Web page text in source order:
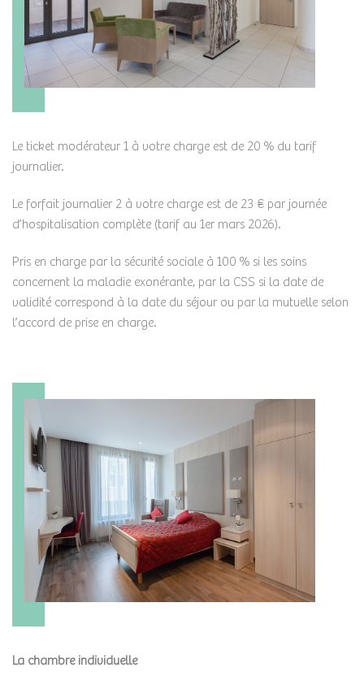
Le ticket modérateur 1 à votre charge est de 20 % du tarif
journalier.
Le forfait journalier 2 à votre charge est de 23 € par journée
d’hospitalisation complète (tarif au 1er mars 2026).
Pris en charge par la sécurité sociale à 100 % si les soins
concernent la maladie exonérante, par la CSS si la date de
validité correspond à la date du séjour ou par la mutuelle selon
l’accord de prise en charge.
La chambre individuelle